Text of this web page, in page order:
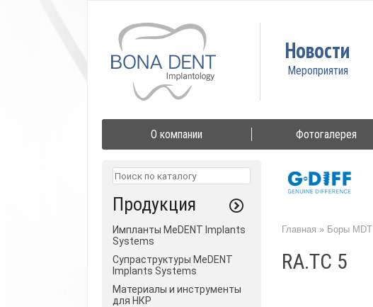
Новости
О компании Фотогалерея
Продукция
Импланты MeDENT Implants
Systems
Супраструктуры MeDENT
Implants Systems
Материалы и инструменты
для НКР
Главная » Боры MDT
RA.TC 5